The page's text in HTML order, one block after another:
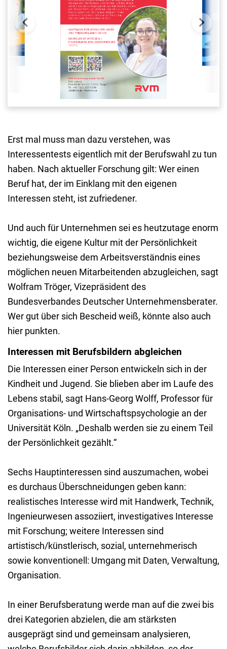
Erst mal muss man dazu verstehen, was
Interessentests eigentlich mit der Berufswahl zu tun
haben. Nach aktueller Forschung gilt: Wer einen
Beruf hat, der im Einklang mit den eigenen
Interessen steht, ist zufriedener.
Und auch für Unternehmen sei es heutzutage enorm
wichtig, die eigene Kultur mit der Persönlichkeit
beziehungsweise dem Arbeitsverständnis eines
möglichen neuen Mitarbeitenden abzugleichen, sagt
Wolfram Tröger, Vizepräsident des
Bundesverbandes Deutscher Unternehmensberater.
Wer gut über sich Bescheid weiß, könnte also auch
hier punkten.
Interessen mit Berufsbildern abgleichen
Die Interessen einer Person entwickeln sich in der
Kindheit und Jugend. Sie blieben aber im Laufe des
Lebens stabil, sagt Hans-Georg Wolff, Professor für
Organisations- und Wirtschaftspsychologie an der
Universität Köln. „Deshalb werden sie zu einem Teil
der Persönlichkeit gezählt.“
Sechs Hauptinteressen sind auszumachen, wobei
es durchaus Überschneidungen geben kann:
realistisches Interesse wird mit Handwerk, Technik,
Ingenieurwesen assoziiert, investigatives Interesse
mit Forschung; weitere Interessen sind
artistisch/künstlerisch, sozial, unternehmerisch
sowie konventionell: Umgang mit Daten, Verwaltung,
Organisation.
In einer Berufsberatung werde man auf die zwei bis
drei Kategorien abzielen, die am stärksten
ausgeprägt sind und gemeinsam analysieren,